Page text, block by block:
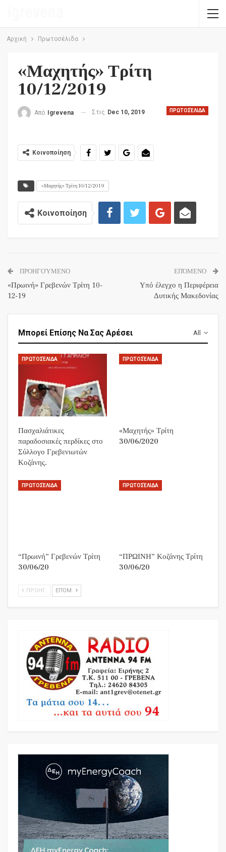
Αρχική Πρωτοσέλιδα
«Μαχητής» Τρίτη
10/12/2019
ΠΡΩΤΟΣΈΛΙΔΑ
Από Igrevena Στις Dec 10, 2019
Κοινοποίηση
«Μαχητής» Τρίτη 10/12/2019
Κοινοποίηση
ΠΡΟΗΓΟΎΜΕΝΟ
«Πρωινή» Γρεβενών Τρίτη 10-
12-19
ΕΠΌΜΕΝΟ
Υπό έλεγχο η Περιφέρεια
Δυτικής Μακεδονίας
All
Μπορεί Επίσης Να Σας Αρέσει
ΠΡΩΤΟΣΈΛΙΔΑ
Πασχαλιάτικες
παραδοσιακές περδίκες στο
Σύλλογο Γρεβενιωτών
Κοζάνης.
ΠΡΩΤΟΣΈΛΙΔΑ
«Μαχητής» Τρίτη
30/06/2020
ΠΡΩΤΟΣΈΛΙΔΑ
“Πρωινή” Γρεβενών Τρίτη
30/06/20
ΠΡΩΤΟΣΈΛΙΔΑ
“ΠΡΩΙΝΗ” Κοζάνης Τρίτη
30/06/20
ΠΡΟΗΓ. ΕΠΌΜ.